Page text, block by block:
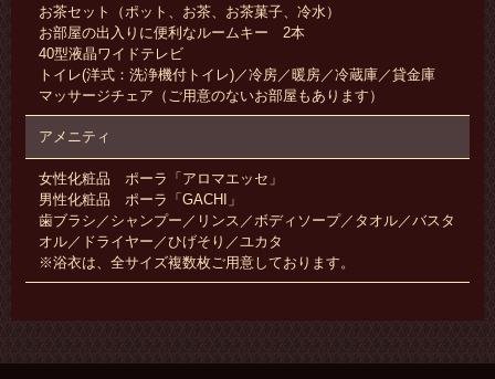
お茶セット（ポット、お茶、お茶菓子、冷水）
お部屋の出入りに便利なルームキー 2本
40型液晶ワイドテレビ
トイレ(洋式：洗浄機付トイレ)／冷房／暖房／冷蔵庫／貸金庫
マッサージチェア（ご用意のないお部屋もあります）
アメニティ
女性化粧品 ポーラ「アロマエッセ」
男性化粧品 ポーラ「GACHI」
歯ブラシ／シャンプー／リンス／ボディソープ／タオル／バスタ
オル／ドライヤー／ひげそり／ユカタ
※浴衣は、全サイズ複数枚ご用意しております。